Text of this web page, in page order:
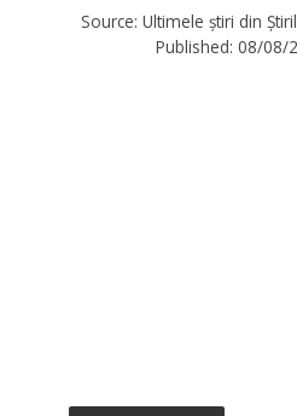
Source: Ultimele știri din
Published: 08/08/